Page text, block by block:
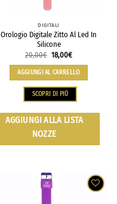
DIGITALI
Orologio Digitale Zitto Al Led In
Silicone
20,00€ 18,00€
AGGIUNGI AL CARRELLO
SCOPRI DI PIÙ
AGGIUNGI ALLA LISTA
NOZZE